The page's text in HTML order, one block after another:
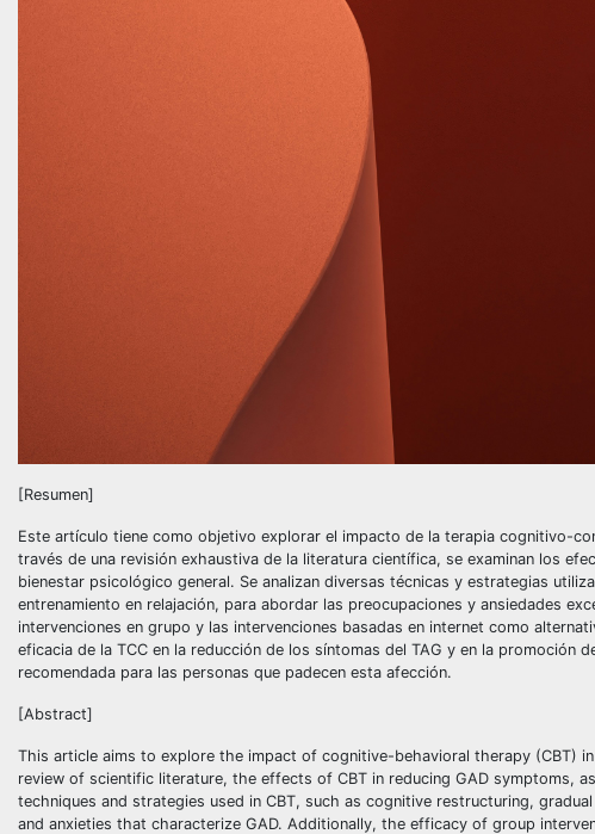
[Resumen]
Este artículo tiene como objetivo explorar el impacto de la terapia cognitivo-
través de una revisión exhaustiva de la literatura científica, se examinan los
bienestar psicológico general. Se analizan diversas técnicas y estrategias
entrenamiento en relajación, para abordar las preocupaciones y ansiedades
intervenciones en grupo y las intervenciones basadas en internet como
eficacia de la TCC en la reducción de los síntomas del TAG y en la promoción
recomendada para las personas que padecen esta afección.
[Abstract]
This article aims to explore the impact of cognitive-behavioral therapy (CBT)
review of scientific literature, the effects of CBT in reducing GAD symptoms,
techniques and strategies used in CBT, such as cognitive restructuring,
and anxieties that characterize GAD. Additionally, the efficacy of group